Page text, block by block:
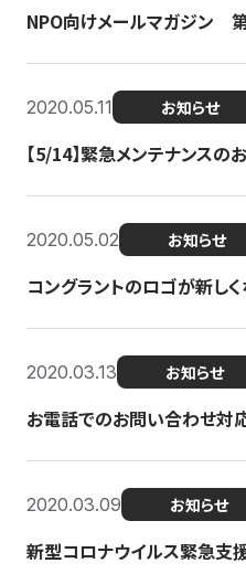
NPO向けメールマガジン
2020.05.11 お知らせ
【5/14】緊急メンテナンスの
2020.05.02 お知らせ
コングラントのロゴが新し
2020.03.13 お知らせ
お電話でのお問い合わせ対
2020.03.09 お知らせ
新型コロナウイルス緊急支